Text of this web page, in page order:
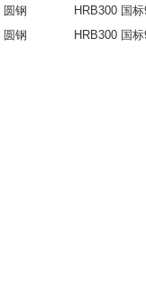
圆钢
HRB300 国
圆钢
HRB300 国